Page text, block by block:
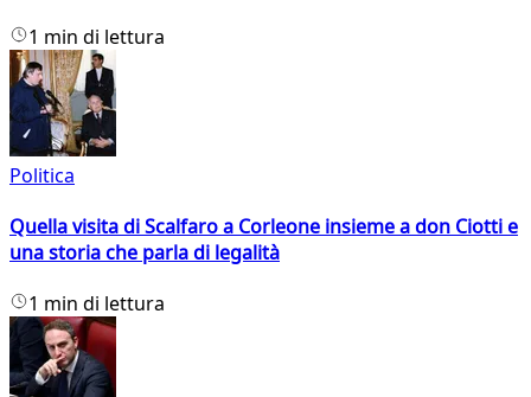
1 min di lettura
Politica
Quella visita di Scalfaro a Corleone insieme a don Ciotti e
una storia che parla di legalità
1 min di lettura